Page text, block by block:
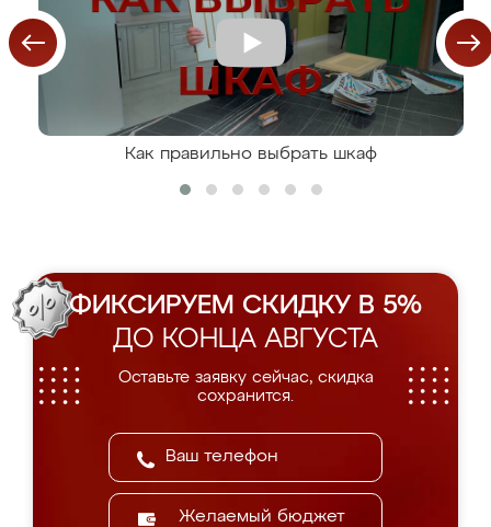
Как правильно выбрать шкаф
ФИКСИРУЕМ СКИДКУ В 5%
ДО КОНЦА АВГУСТА
Оставьте заявку сейчас, скидка
сохранится.
Желаемый бюджет